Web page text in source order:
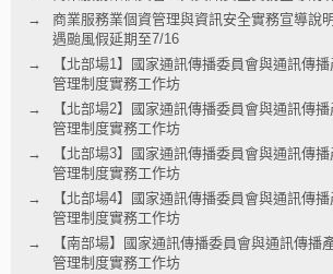
商業服務業個資管理與資訊安全實務宣導說
遇颱風假延期至7/16
【北部場1】國家通訊傳播委員會與通訊傳
管理制度實務工作坊
【北部場2】國家通訊傳播委員會與通訊傳
管理制度實務工作坊
【北部場3】國家通訊傳播委員會與通訊傳
管理制度實務工作坊
【北部場4】國家通訊傳播委員會與通訊傳
管理制度實務工作坊
【南部場】國家通訊傳播委員會與通訊傳播
管理制度實務工作坊